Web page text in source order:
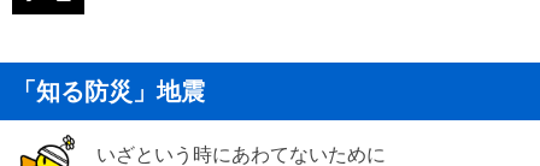
「知る防災」地震
いざという時にあわてないために